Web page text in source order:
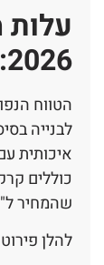
עלות
2026: המספרים האמיתיים
איכותית
כוללים
שהמחיר
להלן